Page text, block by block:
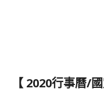
【 2020行事曆/